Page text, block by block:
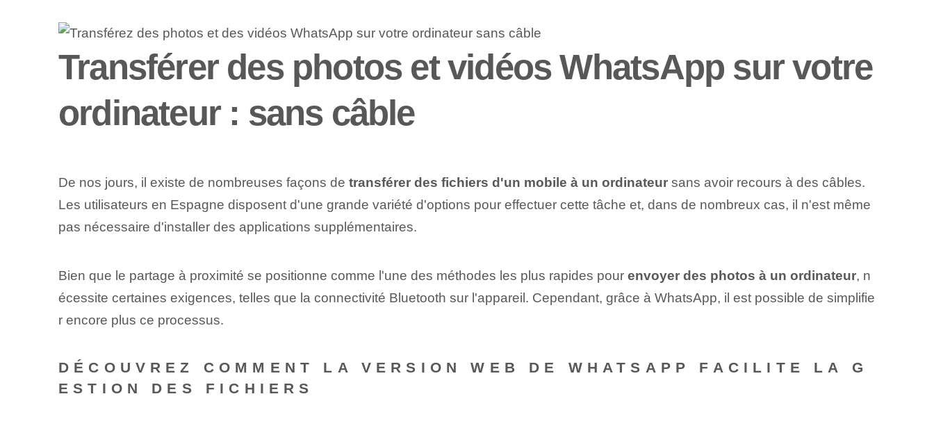
Transférer des photos et vidéos WhatsApp sur votre
ordinateur : sans câble
De nos jours, il existe de nombreuses façons de transférer des fichiers d'un mobile à un ordinateursans avoir recours à des câbles.
Les utilisateurs en Espagne disposent d'une grande variété d'options pour effectuer cette tâche et, dans de nombreux cas, il n'est même
pas nécessaire d'installer des applications supplémentaires.
Bien que le partage à proximité se positionne comme l'une des méthodes les plus rapides pour envoyer des photos à un ordinateur, n
écessite certaines exigences, telles que la connectivité Bluetooth sur l'appareil. Cependant, grâce à WhatsApp, il est possible de simplifie
r encore plus ce processus.
DÉCOUVREZ COMMENT LA VERSION WEB DE WHATSAPP FACILITE LA G
ESTION DES FICHIERS